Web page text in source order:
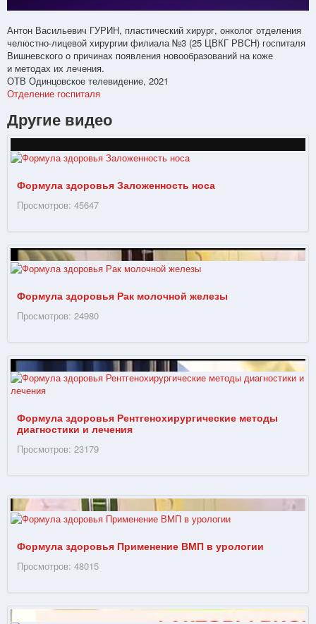
Антон Васильевич ГУРИН, пластический хирург, онколог отделения
челюстно-лицевой хирургии филиала №3 (25 ЦВКГ РВСН) госпиталя
Вишневского о причинах появления новообразований на коже
и методах их лечения.
ОТВ Одинцовское телевидение, 2021
Отделение госпиталя
Другие видео
Формула здоровья Заложенность носа
Просмотров: 45647
Формула здоровья Рак молочной железы
Просмотров: 24980
Формула здоровья Рентгенохирургические методы
диагностики и лечения
Просмотров: 23179
Формула здоровья Применение ВМП в урологии
Просмотров: 48015